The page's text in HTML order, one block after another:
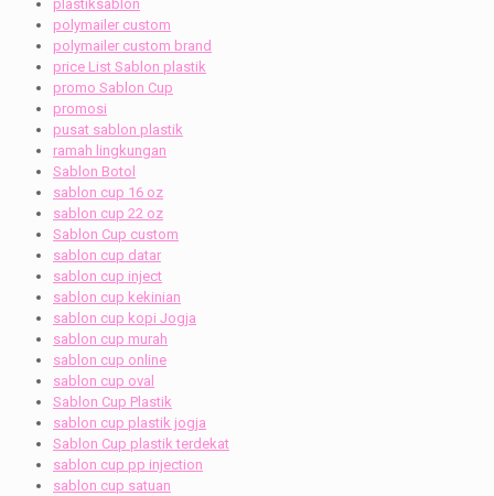
plastiksablon
polymailer custom
polymailer custom brand
price List Sablon plastik
promo Sablon Cup
promosi
pusat sablon plastik
ramah lingkungan
Sablon Botol
sablon cup 16 oz
sablon cup 22 oz
Sablon Cup custom
sablon cup datar
sablon cup inject
sablon cup kekinian
sablon cup kopi Jogja
sablon cup murah
sablon cup online
sablon cup oval
Sablon Cup Plastik
sablon cup plastik jogja
Sablon Cup plastik terdekat
sablon cup pp injection
sablon cup satuan